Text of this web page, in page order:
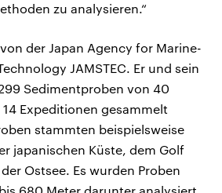
zu analysieren.“
der Japan Agency for Marine-
JAMSTEC. Er und sein
Sedimentproben von 40
Expeditionen gesammelt
stammten beispielsweise
japanischen Küste, dem Golf
Ostsee. Es wurden Proben